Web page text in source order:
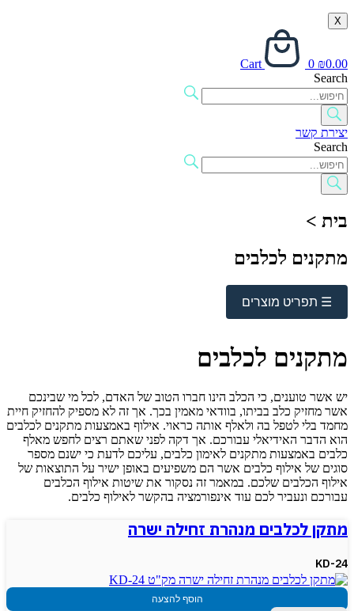
X
₪0.00
0
Cart
Search
יצירת קשר
Search
בית >
מתקנים לכלבים
☰ תפריט מוצרים
מתקנים לכלבים
יש אשר טוענים, כי הכלב הינו חברו הטוב של האדם, לכל מי שבינכם
אשר מחזיק כלב בביתו, בוודאי מאמין בכך. אך זה לא מספיק להחזיק חיית
מחמד בלי לטפל בה ולאלף אותה כראוי. אילוף באמצעות מתקנים לכלבים
הוא הדבר האידיאלי עבורכם. אך דקה לפני שאתם רצים לחפש מאלף
כלבים באמצעות מתקנים לאימון כלבים, עליכם לדעת כי ישנם מספר
סוגים של אילוף כלבים אשר הם משפיעים באופן ישיר על התוצאות של
אילוף הכלבים שלכם. במאמר זה נסקור את שיטות אילוף הכלבים
עבורכם ונעביר לכם עוד אינפורמציה בהקשר לאילוף כלבים.
מתקן לכלבים מנהרת זחילה ישרה
KD-24
הוסף להצעה